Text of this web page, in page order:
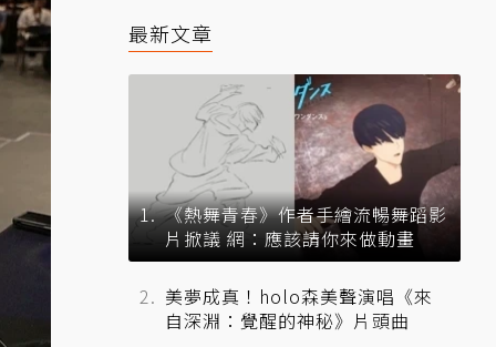
最新文章
《熱舞青春》作者手繪流暢舞蹈影
片掀議 網：應該請你來做動畫
美夢成真！holo森美聲演唱《來
自深淵：覺醒的神秘》片頭曲